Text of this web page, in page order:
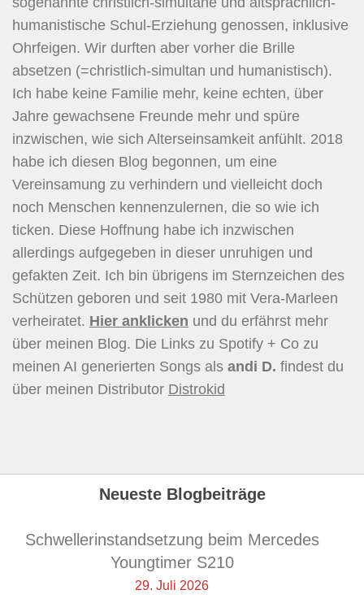
humanistische Schul-Erziehung genossen, inklusive
Ohrfeigen. Wir durften aber vorher die Brille
absetzen (=christlich-simultan und humanistisch).
Ich habe keine Familie mehr, keine echten, über
Jahre gewachsene Freunde mehr und spüre
inzwischen, wie sich Alterseinsamkeit anfühlt. 2018
habe ich diesen Blog begonnen, um eine
Vereinsamung zu verhindern und vielleicht doch
noch Menschen kennenzulernen, die so wie ich
ticken. Diese Hoffnung habe ich inzwischen
allerdings aufgegeben in dieser unruhigen und
gefakten Zeit. Ich bin übrigens im Sternzeichen des
Schützen geboren und seit 1980 mit Vera-Marleen
verheiratet. Hier anklicken und du erfährst mehr
über meinen Blog. Die Links zu Spotify + Co zu
meinen AI generierten Songs als andi D. findest du
über meinen Distributor Distrokid
Neueste Blogbeiträge
Schwellerinstandsetzung beim Mercedes
Youngtimer S210
29. Juli 2026